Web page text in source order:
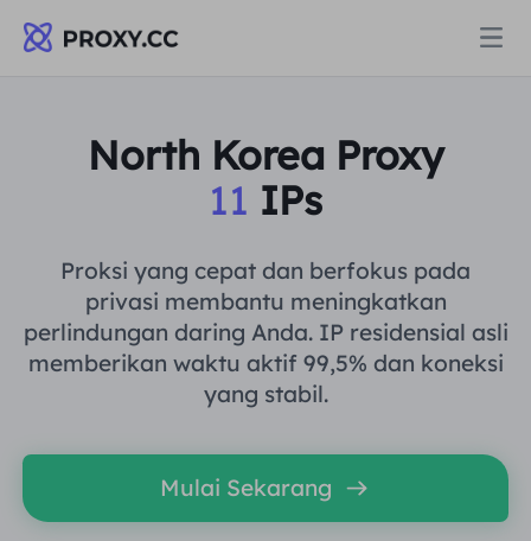
Proksi
Proksi Perumahan Statis
Agen pusat data statis
PROXI PERUMAHAN
Proksi Perumahan $0.8/GB
Proksi Perumahan Tanpa Batas
Data for AI
BERDASARKAN KASUS PENGGUNAAN
Riset Pasar
Sumber daya
North Korea Proxy
11 IPs
Proksi yang cepat dan berfokus pada
privasi membantu meningkatkan
perlindungan daring Anda. IP residensial asli
memberikan waktu aktif 99,5% dan koneksi
yang stabil.
Mulai Sekarang